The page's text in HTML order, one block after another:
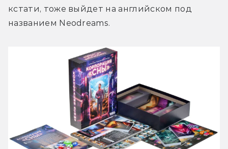
кстати, тоже выйдет на английском под
названием Neodreams.